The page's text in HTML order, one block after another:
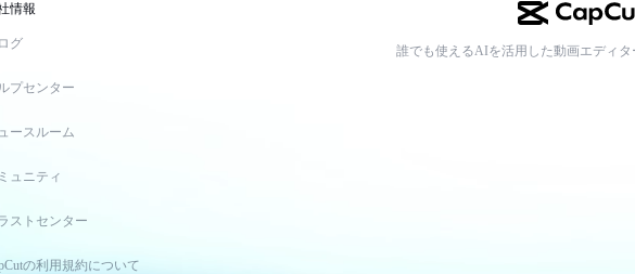
情報
グ
プセンター
ースルーム
ュニティ
ストセンター
の利用規約について
誰でも使えるAIを活用した動画エディタ